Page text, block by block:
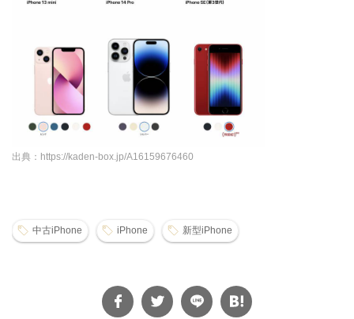
出典：https://kaden-box.jp/A16159676460
中古iPhone iPhone 新型iPhone